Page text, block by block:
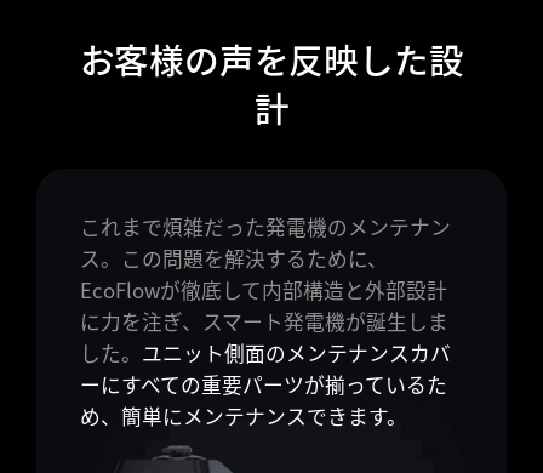
お客様の声を反映した設
計
これまで煩雑だった発電機のメンテナン
ス。この問題を解決するために、
EcoFlowが徹底して内部構造と外部設計
に力を注ぎ、スマート発電機が誕生しま
した。 ユニット側面のメンテナンスカバ
ーにすべての重要パーツが揃っているた
め、簡単にメンテナンスできます。